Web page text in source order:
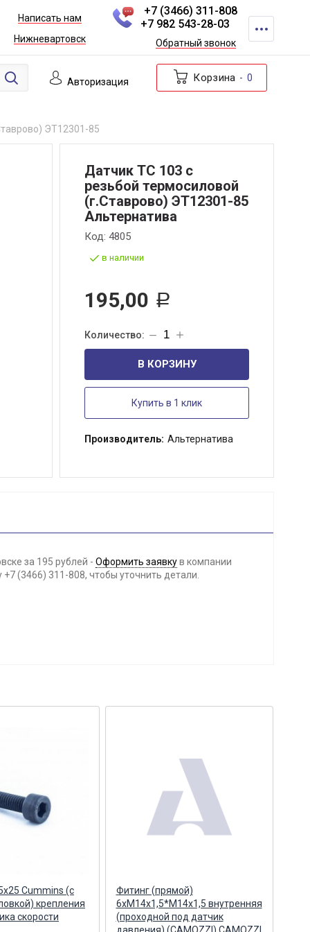
Написать нам
Нижневартовск
+7 (3466) 311-808
+7 982 543-28-03
Обратный звонок
Авторизация Корзина 0
ЭТ12301-85
Датчик ТС 103 с
резьбой термосиловой
(г.Ставрово) ЭТ12301-85
Альтернатива
Код: 4805
в наличии
195,00 Р
В КОРЗИНУ
Купить в 1 клик
Производитель: Альтернатива
за 195 рублей - Оформить заявкув компании
(3466) 311-808, чтобы уточнить детали.
Cummins (с
крепления
скорости
Фитинг (прямой)
6хМ14х1,5*М14х1,5 внутренняя
(проходной под датчик
давления) (CAMOZZI) CAMOZZI